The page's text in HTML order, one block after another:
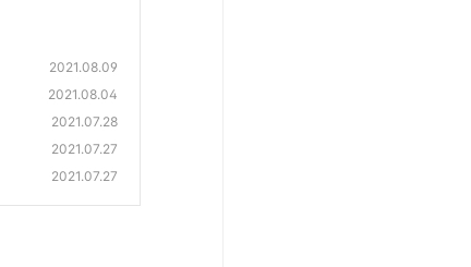
2021.08.09
2021.08.04
2021.07.28
2021.07.27
2021.07.27